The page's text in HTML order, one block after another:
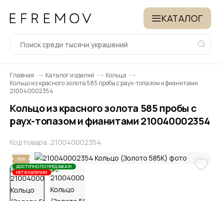
КАТАЛОГ
Главная Каталог изделий
Кольца
Кольцо из красного золота 585 пробы с раух-топазом и фианитами
210040002354
Кольцо из красного золота 585 пробы с
раух-топазом и фианитами 210040002354
Код товара: 210040002354
55%
ДОСТУПНО ПО ПРЕДЗАКАЗУ
НЕТ В НАЛИЧИИ